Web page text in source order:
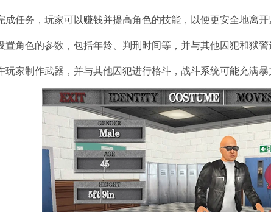
任务，玩家可以赚钱并提高角色的技能，以便更安全地离开
角色的参数，包括年龄、判刑时间等，并与其他囚犯和狱警
家制作武器，并与其他囚犯进行格斗，战斗系统可能充满暴